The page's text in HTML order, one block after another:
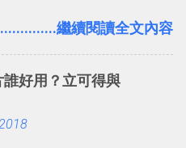
中記錄重點。 3. 「 有彈性
可以在任何地方和公司
果你需要中文版的同類平
JANDI 高效率團隊通訊
管理工具，讓這麼多人都
文章： 把 Evernote 當
筆記看板管理法
身 Trello ！幫雲端硬碟
繼續閱讀全文內容
好用？立可得與